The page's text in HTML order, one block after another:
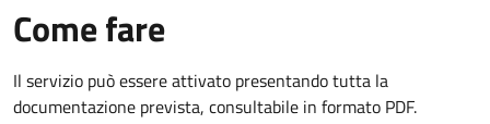
Come fare
Il servizio può essere attivato presentando tutta la
documentazione prevista, consultabile in formato PDF.